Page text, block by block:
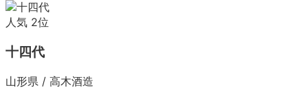
人気 2位
十四代
山形県 / 高木酒造